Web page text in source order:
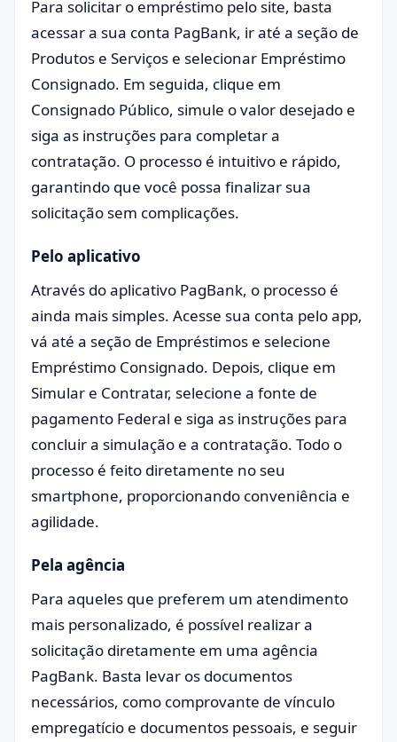
Para solicitar o empréstimo pelo site, basta
acessar a sua conta PagBank, ir até a seção de
Produtos e Serviços e selecionar Empréstimo
Consignado. Em seguida, clique em
Consignado Público, simule o valor desejado e
siga as instruções para completar a
contratação. O processo é intuitivo e rápido,
garantindo que você possa finalizar sua
solicitação sem complicações.
Pelo aplicativo
Através do aplicativo PagBank, o processo é
ainda mais simples. Acesse sua conta pelo app,
vá até a seção de Empréstimos e selecione
Empréstimo Consignado. Depois, clique em
Simular e Contratar, selecione a fonte de
pagamento Federal e siga as instruções para
concluir a simulação e a contratação. Todo o
processo é feito diretamente no seu
smartphone, proporcionando conveniência e
agilidade.
Pela agência
Para aqueles que preferem um atendimento
mais personalizado, é possível realizar a
solicitação diretamente em uma agência
PagBank. Basta levar os documentos
necessários, como comprovante de vínculo
empregatício e documentos pessoais, e seguir